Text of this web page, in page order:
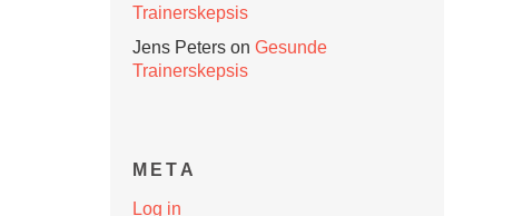
Trainerskepsis
Jens Peters on Gesunde
Trainerskepsis
META
Log in